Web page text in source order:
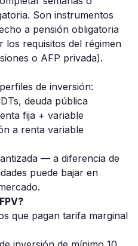
Son instrumentos
a pensión obligatoria
los requisitos del régimen
o AFP privada).
de inversión:
deuda pública
fija + variable
a renta variable
— a diferencia de
puede bajar en
que pagan tarifa marginal